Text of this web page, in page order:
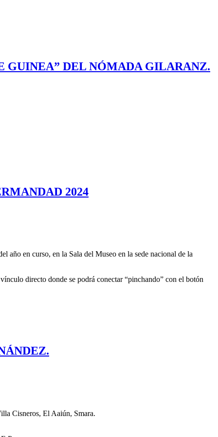
GUINEA” DEL NÓMADA GILARANZ.
2024
año en curso, en la Sala del Museo en la sede nacional de la
directo donde se podrá conectar “pinchando” con el botón
Cisneros, El Aaiún, Smara.